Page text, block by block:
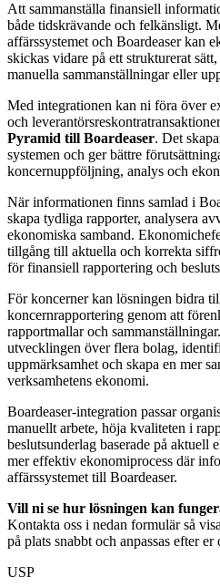
Att sammanställa finansiell
både tidskrävande och felkänsligt.
affärssystemet och Boardeaser kan
skickas vidare på ett strukturerat
manuella sammanställningar eller
Med integrationen kan ni föra över
och
Pyramid till Boardeaser. Det
systemen och ger bättre
koncernuppföljning, analys och
När informationen finns samlad i
skapa tydliga rapporter, analysera
ekonomiska samband.
tillgång till aktuella och korrekta
för finansiell rapportering och
För koncerner kan lösningen bidra
koncernrapportering genom att
rapportmallar och
utvecklingen över flera bolag,
uppmärksamhet och skapa en mer
verksamhetens ekonomi.
Boardeaser-integration passar
manuellt arbete, höja kvaliteten i
beslutsunderlag baserade på aktuell
mer effektiv ekonomiprocess där
affärssystemet till Boardeaser.
Vill ni se hur lösningen kan
Kontakta oss i nedan formulär så
på plats snabbt och anpassas efter er
USP